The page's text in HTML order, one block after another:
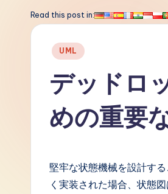
a
A
Read this post in:
Posted
UML
デッドロ
めの重要
堅牢な状態機械を設計す
く実装された場合、状態